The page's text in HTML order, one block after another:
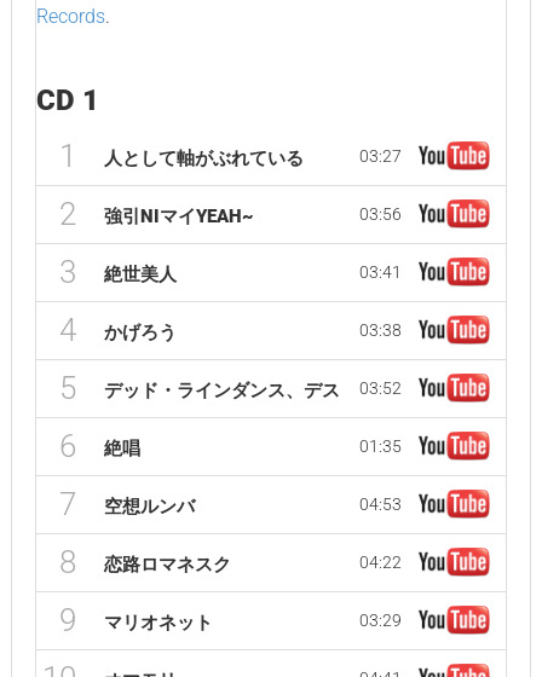
Records.
CD 1
1 人として軸がぶれている 03:27
2 強引NIマイYEAH~ 03:56
3 絶世美人 03:41
4 かげろう 03:38
5 デッド・ラインダンス、デス 03:52
6 絶唱 01:35
7 空想ルンバ 04:53
8 恋路ロマネスク 04:22
9 マリオネット 03:29